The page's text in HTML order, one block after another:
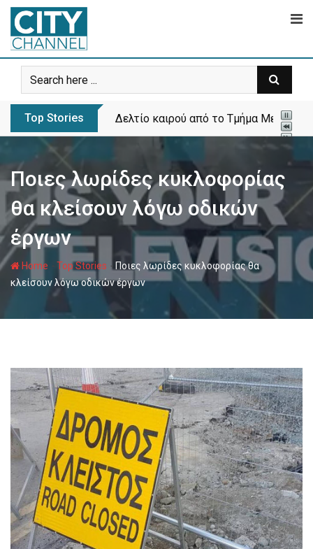
Skip
content
Top Stories Δελτίο καιρού από το Τμήμα
Ποιες λωρίδες κυκλοφορίας
θα κλείσουν λόγω οδικών
έργων
Home -Top Stories - Ποιες λωρίδες κυκλοφορίας θα
κλείσουν λόγω οδικών έργων